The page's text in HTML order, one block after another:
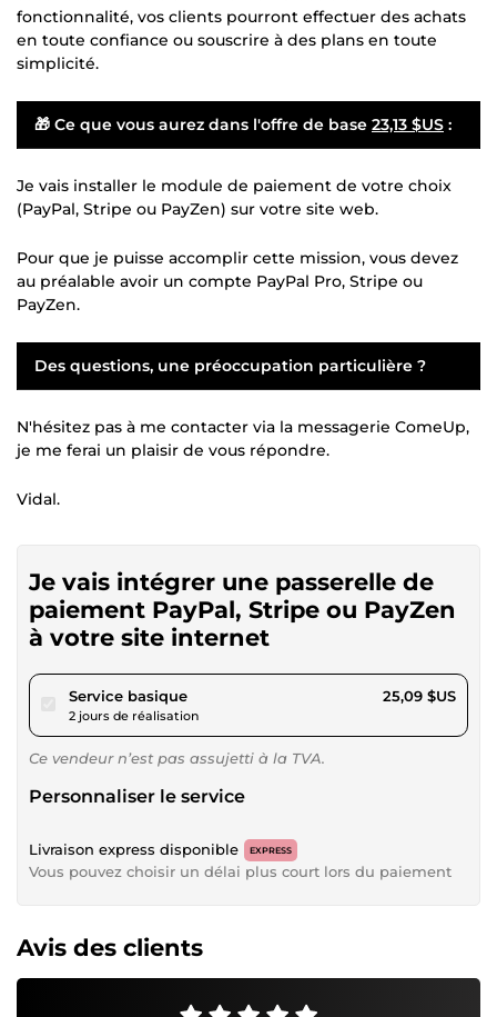
fonctionnalité, vos clients pourront effectuer des achats
en toute confiance ou souscrire à des plans en toute
simplicité.
🎁 Ce que vous aurez dans l'offre de base 23,13 $US :
Je vais installer le module de paiement de votre choix
(PayPal, Stripe ou PayZen) sur votre site web.
Pour que je puisse accomplir cette mission, vous devez
au préalable avoir un compte PayPal Pro, Stripe ou
PayZen.
Des questions, une préoccupation particulière ?
N'hésitez pas à me contacter via la messagerie ComeUp,
je me ferai un plaisir de vous répondre.
Vidal.
Je vais intégrer une passerelle de
paiement PayPal, Stripe ou PayZen
à votre site internet
Service basiquepour 23,13 $US
2 jours de réalisation
25,09 $US
Ce vendeur n’est pas assujetti à la TVA.
Personnaliser le service
Livraison express disponible EXPRESS
Vous pouvez choisir un délai plus court lors du paiement
Avis des clients